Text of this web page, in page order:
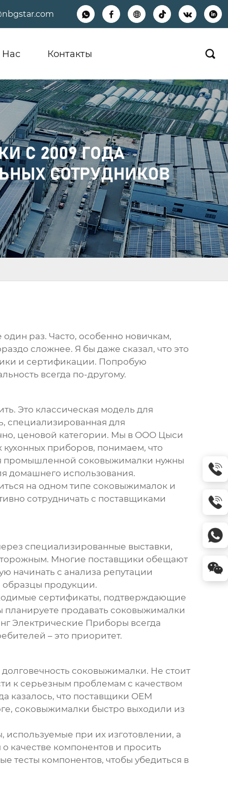
     
Контакты 
один раз. Часто, особенно новичкам,
сложнее. Я бы даже сказал, что это
и сертификации. Попробую
всегда по-другому.
Это классическая модель для
специализированная для
ценовой категории. Мы в ООО Цыси
приборов, понимаем, что
промышленной соковыжималки нужны
домашнего использования.
на одном типе соковыжималок и
сотрудничать с поставщиками
специализированные выставки,
Многие поставщики обещают
начинать с анализа репутации
образцы продукции.
сертификаты, подтверждающие
планируете продавать соковыжималки
Электрические Приборы всегда
– это приоритет.
соковыжималки. Не стоит
к серьезным проблемам с качеством
казалось, что поставщики OEM
соковыжималки быстро выходили из
при их изготовлении, а
качестве компонентов и просить
тесты компонентов, чтобы убедиться в